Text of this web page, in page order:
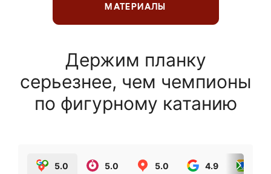
МАТЕРИАЛЫ
Держим планку
серьезнее, чем чемпионы
по фигурному катанию
5.0 5.0 5.0 4.9